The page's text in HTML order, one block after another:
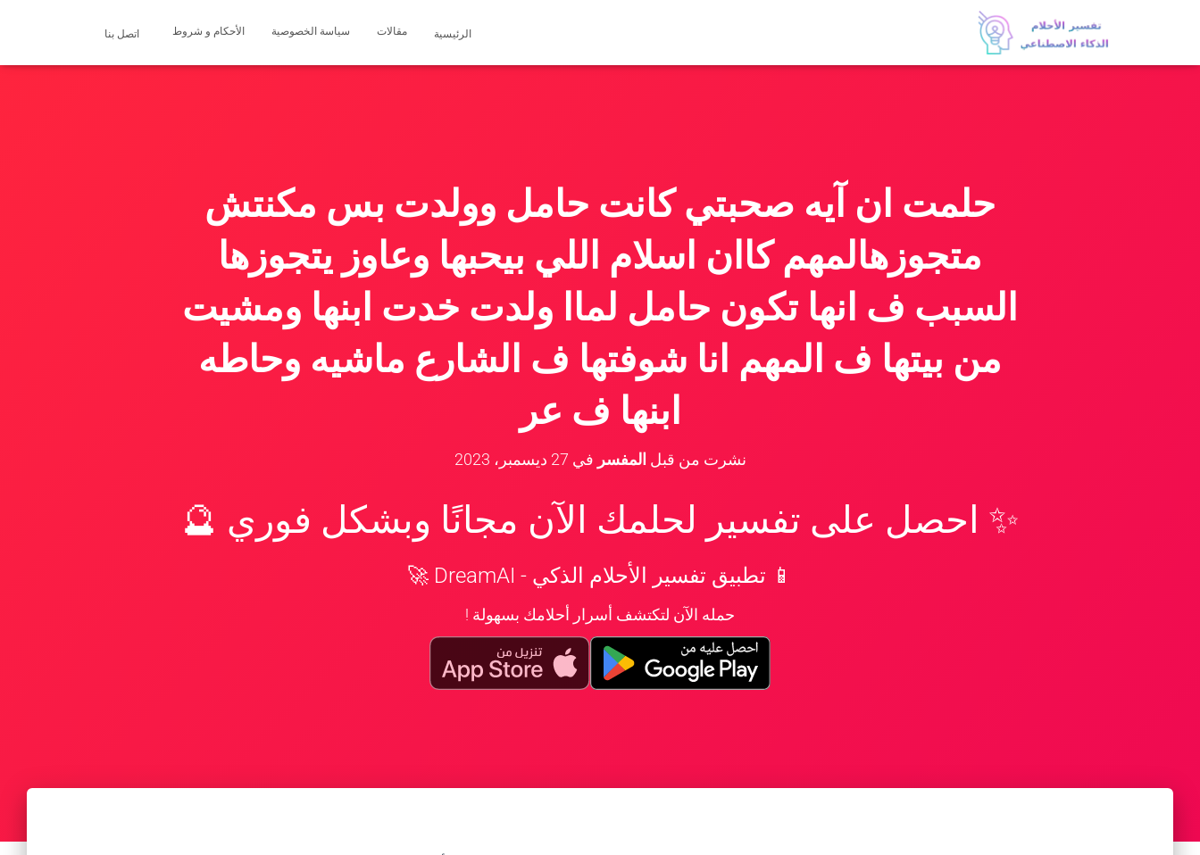
الرئيسية مقالات سياسة الخصوصية الأحكام و شروط اتصل بنا
حلمت ان آيه صحبتي كانت حامل وولدت بس مكنتش
متجوزهالمهم كاان اسلام اللي بيحبها وعاوز يتجوزها
السبب ف انها تكون حامل لماا ولدت خدت ابنها ومشيت
من بيتها ف المهم انا شوفتها ف الشارع ماشيه وحاطه
ابنها ف عر
نشرت من قبل المفسر في 27 ديسمبر، 2023
✨ احصل على تفسير لحلمك الآن مجانًا وبشكل فوري 🔮
📱 تطبيق تفسير الأحلام الذكي - DreamAI 🚀
حمله الآن لتكتشف أسرار أحلامك بسهولة !